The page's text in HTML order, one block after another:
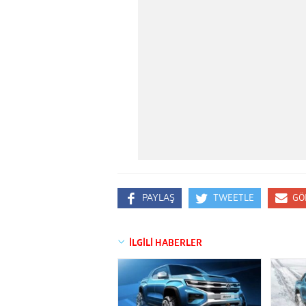
PAYLAŞ TWEETLE
İLGİLİ HABERLER